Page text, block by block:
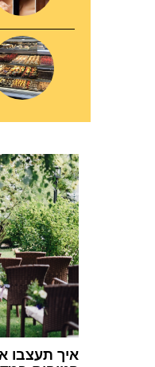
איך תעצבו